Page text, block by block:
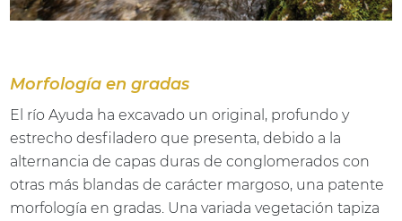
Morfología en gradas
El río Ayuda ha excavado un original, profundo y
estrecho desfiladero que presenta, debido a la
alternancia de capas duras de conglomerados con
otras más blandas de carácter margoso, una patente
morfología en gradas. Una variada vegetación tapiza